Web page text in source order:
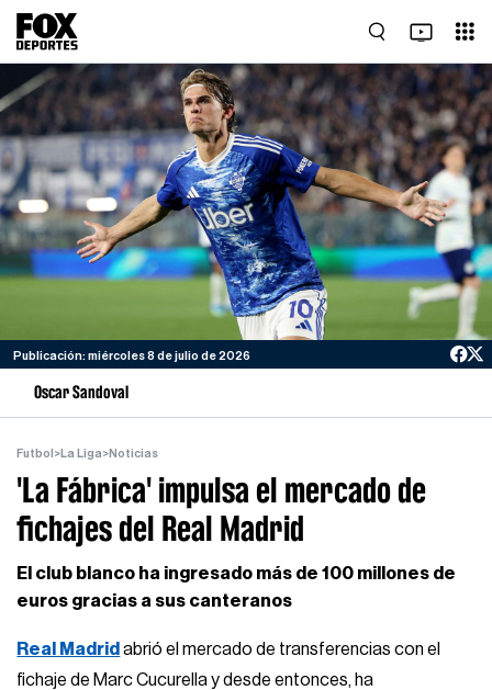
Publicación: miércoles 8 de julio de 2026
Oscar Sandoval
Futbol >La Liga>Noticias
'La Fábrica' impulsa el mercado de
fichajes del Real Madrid
El club blanco ha ingresado más de 100 millones de
euros gracias a sus canteranos
Real Madrid abrió el mercado de transferencias con el
fichaje de Marc Cucurella y desde entonces, ha